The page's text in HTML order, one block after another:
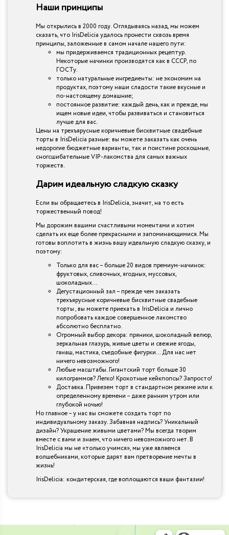
Наши принципы
Мы открылись в 2000 году. Оглядываясь назад, мы можем
сказать, что IrisDelicia удалось пронести сквозь время
принципы, заложенные в самом начале нашего пути:
мы придерживаемся традиционных рецептур.
Некоторые начинки производятся как в СССР, по
ГОСТу.
только натуральные ингредиенты: не экономим на
продуктах, поэтому наши сладости такие вкусные и
по-настоящему домашние;
постоянное развитие: каждый день, как и прежде, мы
ищем новые идеи, чтобы развиваться и становиться
лучше для вас.
Цены на трехъярусные коричневые бисквитные свадебные
торты в IrisDelicia разные: вы можете заказать как очень
недорогие бюджетные варианты, так и поистине роскошные,
сногсшибательные VIP-лакомства для самых важных
торжеств.
Дарим идеальную сладкую сказку
Если вы обращаетесь в IrisDelicia, значит, на то есть
торжественный повод!
Мы дорожим вашими счастливыми моментами и хотим
сделать их еще более прекрасными и запоминающимися. Мы
готовы воплотить в жизнь вашу идеальную сладкую сказку, и
поэтому:
Только для вас – больше 20 видов премиум-начинок:
фруктовых, сливочных, ягодных, муссовых,
шоколадных…
Дегустационный зал – прежде чем заказать
трехъярусные коричневые бисквитные свадебные
торты , вы можете приехать в IrisDelicia и лично
попробовать каждое совершенное лакомство
абсолютно бесплатно.
Огромный выбор декора: пряники, шоколадный велюр,
зеркальная глазурь, живые цветы и свежие ягоды,
ганаш, мастика, съедобные фигурки… Для нас нет
ничего невозможного!
Любые масштабы. Гигантский торт больше 30
килограммов? Легко! Крохотные кейкпопсы? Запросто!
Доставка. Привезем торт в стандартном режиме или к
определенному времени – даже ранним утром или
глубокой ночью!
Но главное – у нас вы сможете создать торт по
индивидуальному заказу. Забавная надпись? Уникальный
дизайн? Украшение живыми цветами? Мы всегда творим
вместе с вами и знаем, что ничего невозможного нет. В
IrisDelicia мы не «только учимся», мы уже являемся
волшебниками, которые дарят вам претворение мечты в
жизнь!
IrisDelicia: кондитерская, где воплощаются ваши фантазии!